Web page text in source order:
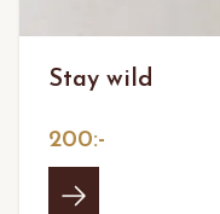
Stay wild
200:-